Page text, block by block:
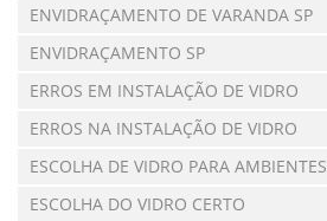
ENVIDRAÇAMENTO DE VARANDA SP
ENVIDRAÇAMENTO SP
ERROS EM INSTALAÇÃO DE VIDRO
ERROS NA INSTALAÇÃO DE VIDRO
ESCOLHA DE VIDRO PARA AMBIENTES
ESCOLHA DO VIDRO CERTO